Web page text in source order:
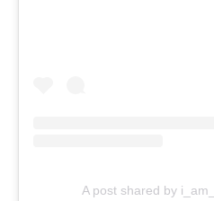
A post shared by